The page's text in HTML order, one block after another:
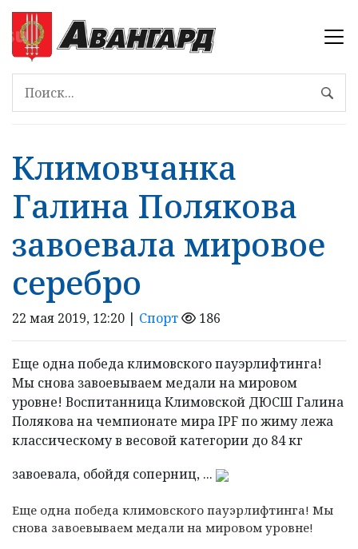
Климовчанка
Галина Полякова
завоевала мировое
серебро
22 мая 2019, 12:20 | Спорт 186
Еще одна победа климовского пауэрлифтинга!
Мы снова завоевываем медали на мировом
уровне! Воспитанница Климовской ДЮСШ Галина
Полякова на чемпионате мира IPF по жиму лежа
классическому в весовой категории до 84 кг
завоевала, обойдя соперниц, ...
Еще одна победа климовского пауэрлифтинга! Мы
снова завоевываем медали на мировом уровне!